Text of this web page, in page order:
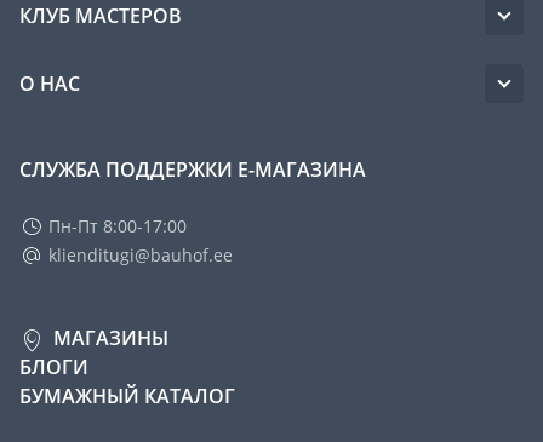
КЛУБ МАСТЕРОВ
О НАС
СЛУЖБА ПОДДЕРЖКИ Е-МАГАЗИНА
Пн-Пт 8:00-17:00
klienditugi@bauhof.ee
МАГАЗИНЫ
БЛОГИ
БУМАЖНЫЙ КАТАЛОГ